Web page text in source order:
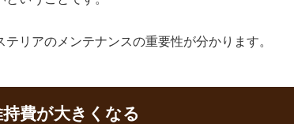
リアのメンテナンスの重要性が分かります。
費が大きくなる